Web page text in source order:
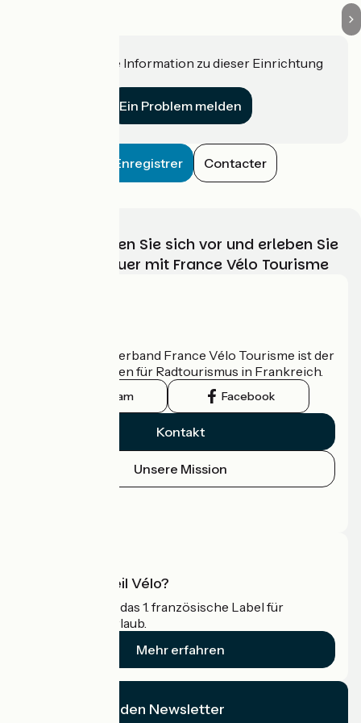
Haben Sie eine Information zu dieser Einrichtung
Ein Problem melden
Enregistrer Contacter
Wählen, bereiten Sie sich vor und erleben Sie
Ihr Radabenteuer mit France Vélo Tourisme
Der nationale Verband France Vélo Tourisme ist der
offizielle Leitfaden für Radtourismus in Frankreich.
Instagram Facebook
Kontakt
Unsere Mission
Was ist Accueil Vélo?
Accueil Vélo ist das 1. französische Label für
Radfahrer im Urlaub.
Mehr erfahren
Ich abonniere den Newsletter